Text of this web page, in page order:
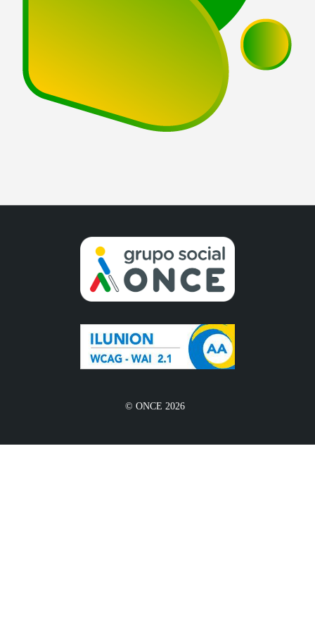
© ONCE 2026